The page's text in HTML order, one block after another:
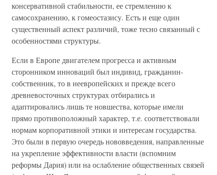
консервативной стабильности, ее стремлению к
самосохранению, к гомеостазису. Есть и еще один
существенный аспект различий, тоже тесно связанный с
особенностями структуры.
Если в Европе двигателем прогресса и активным
сторонником инноваций был индивид, гражданин-
собственник, то в неевропейских и прежде всего
древневосточных структурах отбирались и
адаптировались лишь те новшества, которые имели
прямо противоположный характер, т.е. соответствовали
нормам корпоративной этики и интересам государства.
Это были в первую очередь нововведения, направленные
на укрепление эффективности власти (вспомним
реформы Дария) или на ослабление общественных связей